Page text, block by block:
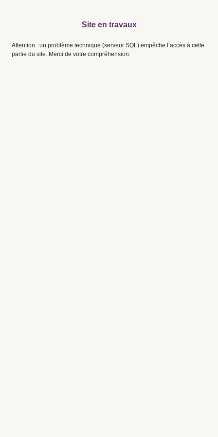
Site en travaux
Attention : un problème technique (serveur SQL) empêche l’accès à cette
partie du site. Merci de votre compréhension.